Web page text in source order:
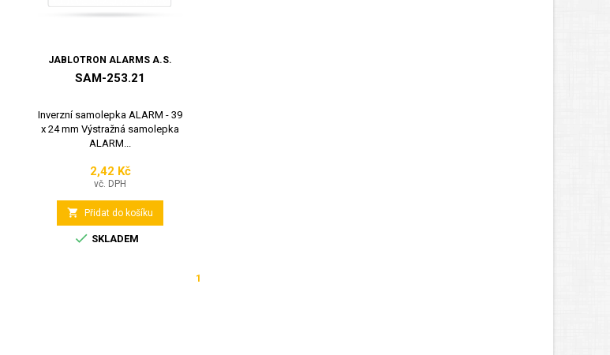
JABLOTRON ALARMS A.S.
SAM-253.21
Inverzní samolepka ALARM - 39
x 24 mm Výstražná samolepka
ALARM...
Cena
2,42 Kč
vč. DPH
 Přidat do košíku
 SKLADEM
1